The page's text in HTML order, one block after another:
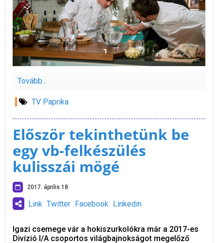
Tovább...
TV Paprika
Először tekinthetünk be
egy vb-felkészülés
kulisszái mögé
2017. április 18.
Link Twitter Facebook Linkedin
Igazi csemege vár a hokiszurkolókra már a 2017-es
Divízió I/A csoportos világbajnokságot megelőző